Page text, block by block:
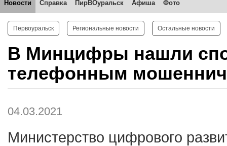
Новости Справка ПирВОуральск Афиша Фото
Первоуральск Региональные новости Остальные новости
В Минцифры нашли
телефонным
04.03.2021
Министерство цифрового